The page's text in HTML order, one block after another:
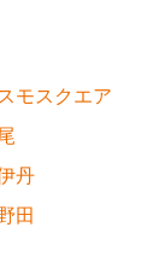
モスクエア
丹
田